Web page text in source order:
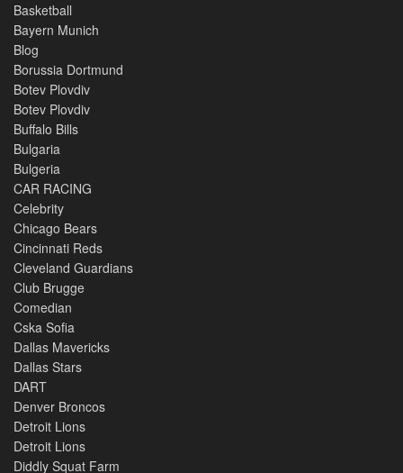
Basketball
Bayern Munich
Blog
Borussia Dortmund
Botev Plovdiv
Botev Plovdiv
Buffalo Bills
Bulgaria
Bulgeria
CAR RACING
Celebrity
Chicago Bears
Cincinnati Reds
Cleveland Guardians
Club Brugge
Comedian
Cska Sofia
Dallas Mavericks
Dallas Stars
DART
Denver Broncos
Detroit Lions
Detroit Lions
Diddly Squat Farm